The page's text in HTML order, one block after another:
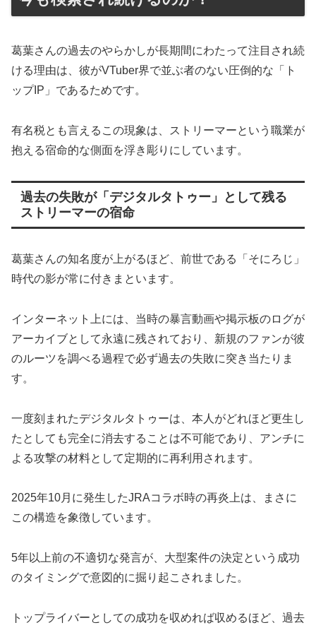
葛葉さんの過去のやらかしが長期間にわたって注目され続
ける理由は、彼がVTuber界で並ぶ者のない圧倒的な「ト
ップIP」であるためです。
有名税とも言えるこの現象は、ストリーマーという職業が
抱える宿命的な側面を浮き彫りにしています。
過去の失敗が「デジタルタトゥー」として残る
ストリーマーの宿命
葛葉さんの知名度が上がるほど、前世である「そにろじ」
時代の影が常に付きまといます。
インターネット上には、当時の暴言動画や掲示板のログが
アーカイブとして永遠に残されており、新規のファンが彼
のルーツを調べる過程で必ず過去の失敗に突き当たりま
す。
一度刻まれたデジタルタトゥーは、本人がどれほど更生し
たとしても完全に消去することは不可能であり、アンチに
よる攻撃の材料として定期的に再利用されます。
2025年10月に発生したJRAコラボ時の再炎上は、まさに
この構造を象徴しています。
5年以上前の不適切な発言が、大型案件の決定という成功
のタイミングで意図的に掘り起こされました。
トップライバーとしての成功を収めれば収めるほど、過去